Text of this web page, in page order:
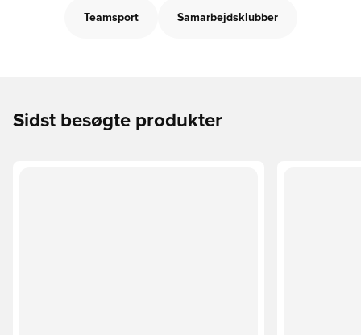
Teamsport Samarbejdsklubber
Sidst besøgte produkter